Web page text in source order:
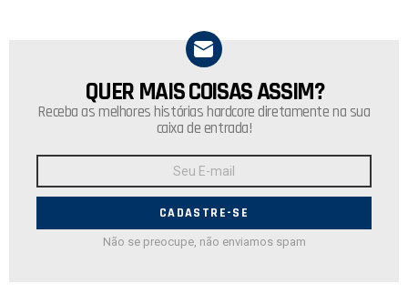
NEWSLETTER
QUER MAIS COISAS ASSIM?
Receba as melhores histórias hardcore diretamente na sua
caixa de entrada!
E-
Não se preocupe, não enviamos spam